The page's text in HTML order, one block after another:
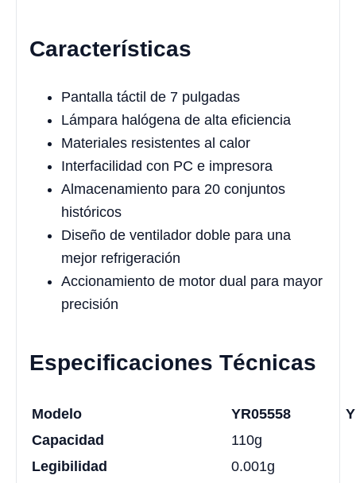
Características
Pantalla táctil de 7 pulgadas
Lámpara halógena de alta eficiencia
Materiales resistentes al calor
Interfacilidad con PC e impresora
Almacenamiento para 20 conjuntos
históricos
Diseño de ventilador doble para una
mejor refrigeración
Accionamiento de motor dual para mayor
precisión
Especificaciones Técnicas
Modelo YR05558
Capacidad
110g
Legibilidad
0.001g